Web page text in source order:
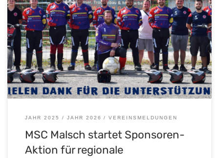
Verein bietet attraktive Werbemöglichkeiten und setzt auf
langfristige Partnerschaften Malsch – Der Motorsport-Club
Malsch e. V. im ADAC startet ab dem 1. November 2025 eine
exklusive Sponsoren-Aktion für Gewerbetreibende aus der
Region. Ziel der Initiative ist es, Unternehmen eine attraktive
Werbeplattform zu bieten und gleichzeitig die Vereinsarbeit im
Motorsport, in […]
JAHR 2025 JAHR 2026 VEREINSMELDUNGEN
MSC Malsch startet Sponsoren-
Aktion für regionale